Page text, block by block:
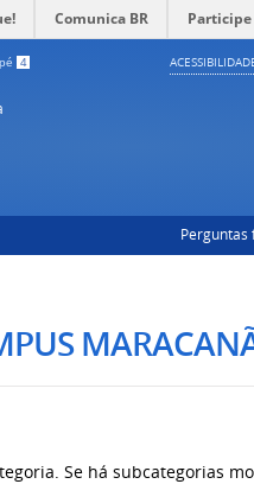
Comunica BR Participe
4
Perguntas
Se há subcategorias